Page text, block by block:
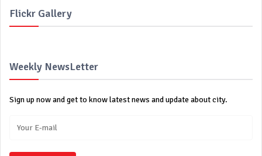
Flickr Gallery
Weekly NewsLetter
Sign up now and get to know latest news and update about city.